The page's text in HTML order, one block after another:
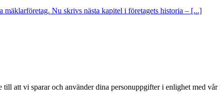
mäklarföretag. Nu skrivs nästa kapitel i företagets historia – [...]
att vi sparar och använder dina personuppgifter i enlighet med vår